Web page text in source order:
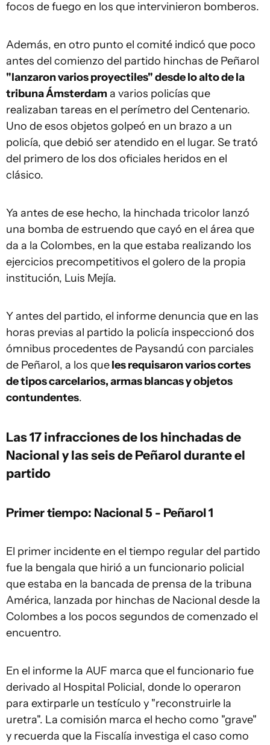
focos de fuego en los que intervinieron bomberos.
Además, en otro punto el comité indicó que poco
antes del comienzo del partido hinchas de Peñarol
"lanzaron varios proyectiles" desde lo alto de la
tribuna Ámsterdama varios policías que
realizaban tareas en el perímetro del Centenario.
Uno de esos objetos golpeó en un brazo a un
policía, que debió ser atendido en el lugar. Se trató
del primero de los dos oficiales heridos en el
clásico.
Ya antes de ese hecho, la hinchada tricolor lanzó
una bomba de estruendo que cayó en el área que
da a la Colombes, en la que estaba realizando los
ejercicios precompetitivos el golero de la propia
institución, Luis Mejía.
Y antes del partido, el informe denuncia que en las
horas previas al partido la policía inspeccionó dos
ómnibus procedentes de Paysandú con parciales
de Peñarol, a los queles requisaron varios cortes
de tipos carcelarios, armas blancas y objetos
contundentes.
Las 17 infracciones de los hinchadas de
Nacional y las seis de Peñarol durante el
partido
Primer tiempo: Nacional 5 - Peñarol 1
El primer incidente en el tiempo regular del partido
fue la bengala que hirió a un funcionario policial
que estaba en la bancada de prensa de la tribuna
América, lanzada por hinchas de Nacional desde la
Colombes a los pocos segundos de comenzado el
encuentro.
En el informe la AUF marca que el funcionario fue
derivado al Hospital Policial, donde lo operaron
para extirparle un testículo y "reconstruirle la
uretra". La comisión marca el hecho como "grave"
y recuerda que la Fiscalía investiga el caso como